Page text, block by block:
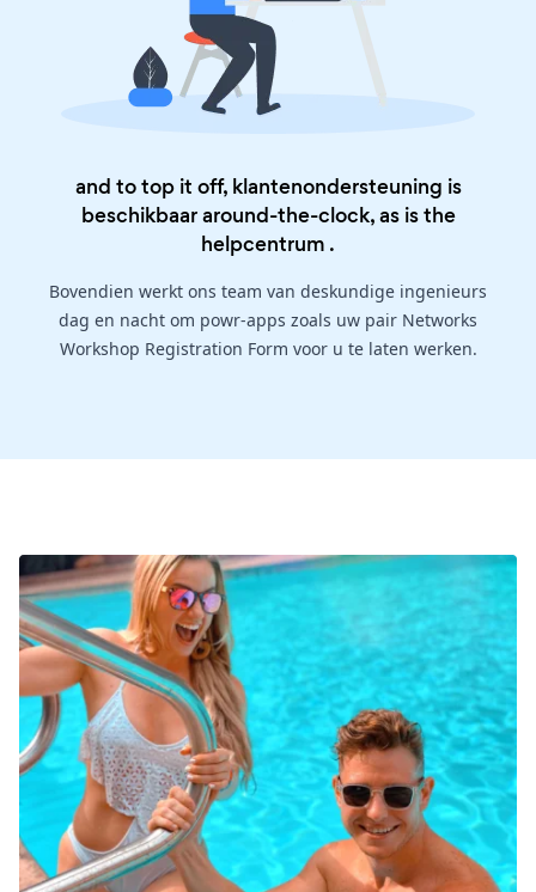
and to top it off, klantenondersteuning is
beschikbaar around-the-clock, as is the
helpcentrum .
Bovendien werkt ons team van deskundige ingenieurs
dag en nacht om powr-apps zoals uw pair Networks
Workshop Registration Form voor u te laten werken.